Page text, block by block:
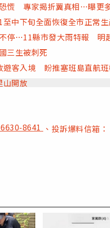
慌 專家揭折翼真相…曝更
中下旬全面恢復全市正常生
停…11縣市發大雨特報 明
三生被刺死
遊客入境 盼推塞班島直航
山開放
8641 、投訴爆料信箱：